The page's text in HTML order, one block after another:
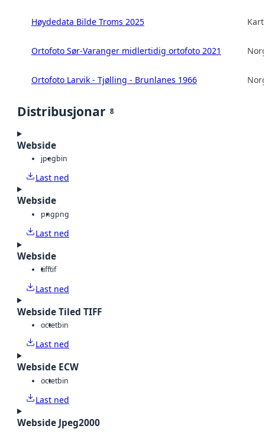
Høydedata Bilde Troms 2025
Ortofoto Sør-Varanger midlertidig ortofoto 2021
Ortofoto Larvik - Tjølling - Brunlanes 1966
Distribusjonar 8
Webside
jpegbin
Last ned
Webside
pngpng
Last ned
Webside
tifftif
Last ned
Webside Tiled TIFF
octetbin
Last ned
Webside ECW
octetbin
Last ned
Webside Jpeg2000